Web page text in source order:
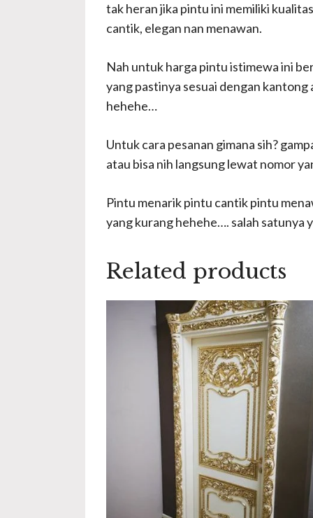
tak heran jika pintu ini memiliki
cantik, elegan nan menawan.
Nah untuk harga pintu istimewa ini
yang pastinya sesuai dengan kantong
hehehe…
Untuk cara pesanan gimana sih?
atau bisa nih langsung lewat nomor
Pintu menarik pintu cantik pintu
yang kurang hehehe…. salah satunya
Related products